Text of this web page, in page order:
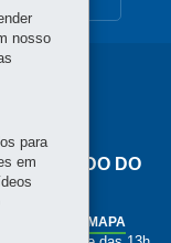
DO ESTADO DO
MAPA
nosso
para
em